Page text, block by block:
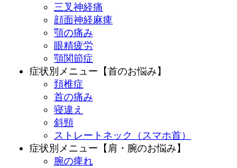
三叉神経痛
顔面神経麻痺
顎の痛み
眼精疲労
顎関節症
症状別メニュー【首のお悩み】
頚椎症
首の痛み
寝違え
斜頸
ストレートネック（スマホ首）
症状別メニュー【肩・腕のお悩み】
腕の痺れ